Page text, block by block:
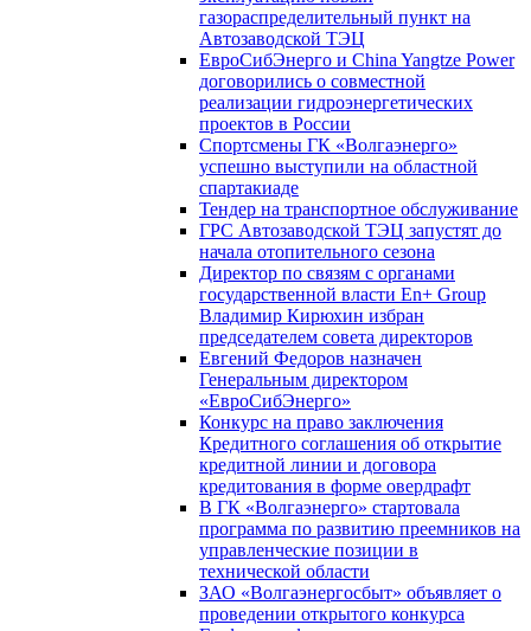
газораспределительный пункт на
Автозаводской ТЭЦ
ЕвроСибЭнерго и China Yangtze Power
договорились о совместной
реализации гидроэнергетических
проектов в России
Спортсмены ГК «Волгаэнерго»
успешно выступили на областной
спартакиаде
Тендер на транспортное обслуживание
ГРС Автозаводской ТЭЦ запустят до
начала отопительного сезона
Директор по связям с органами
государственной власти En+ Group
Владимир Кирюхин избран
председателем совета директоров
Евгений Федоров назначен
Генеральным директором
«ЕвроСибЭнерго»
Конкурс на право заключения
Кредитного соглашения об открытие
кредитной линии и договора
кредитования в форме овердрафт
В ГК «Волгаэнерго» стартовала
программа по развитию преемников на
управленческие позиции в
технической области
ЗАО «Волгаэнергосбыт» объявляет о
проведении открытого конкурса